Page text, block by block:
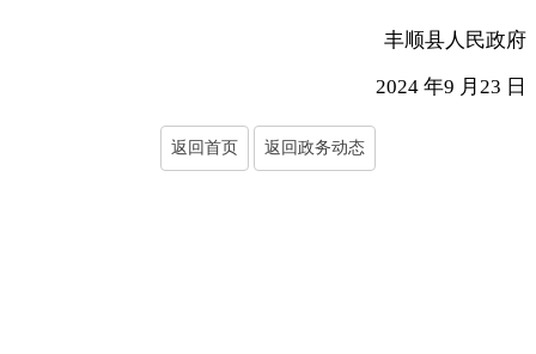
丰顺县人民政府
2024 年9 月23 日
返回首页 返回政务动态